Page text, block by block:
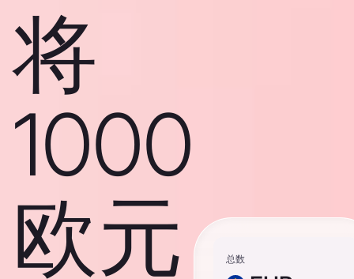
将
1000
欧元
总数